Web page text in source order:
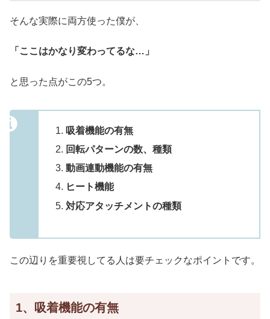
そんな実際に両方使った僕が、
「ここはかなり変わってるな…」
と思った点がこの5つ。
吸着機能の有無
回転パターンの数、種類
動画連動機能の有無
ヒート機能
対応アタッチメントの種類
この辺りを重要視してる人は要チェックなポイントです。
1、吸着機能の有無